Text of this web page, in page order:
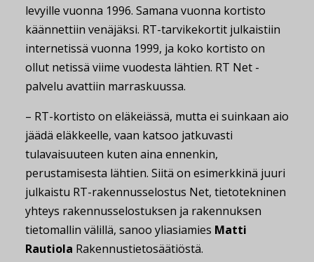
levyille vuonna 1996. Samana vuonna kortisto
käännettiin venäjäksi. RT-tarvikekortit julkaistiin
internetissä vuonna 1999, ja koko kortisto on
ollut netissä viime vuodesta lähtien. RT Net -
palvelu avattiin marraskuussa.
– RT-kortisto on eläkeiässä, mutta ei suinkaan aio
jäädä eläkkeelle, vaan katsoo jatkuvasti
tulavaisuuteen kuten aina ennenkin,
perustamisesta lähtien. Siitä on esimerkkinä juuri
julkaistu RT-rakennusselostus Net, tietotekninen
yhteys rakennusselostuksen ja rakennuksen
tietomallin välillä, sanoo yliasiamies Matti
Rautiola Rakennustietosäätiöstä.